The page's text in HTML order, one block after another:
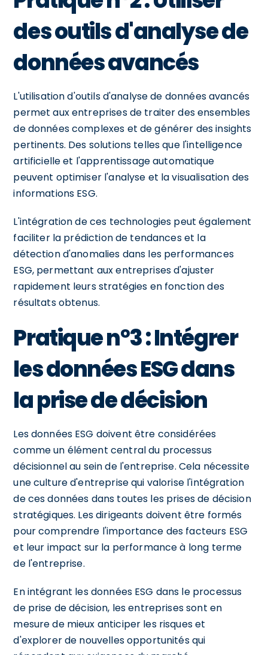
des outils d'analyse de
données avancés
L'utilisation d'outils d'analyse de données avancés
permet aux entreprises de traiter des ensembles
de données complexes et de générer des insights
pertinents. Des solutions telles que l'intelligence
artificielle et l'apprentissage automatique
peuvent optimiser l'analyse et la visualisation des
informations ESG.
L'intégration de ces technologies peut également
faciliter la prédiction de tendances et la
détection d'anomalies dans les performances
ESG, permettant aux entreprises d'ajuster
rapidement leurs stratégies en fonction des
résultats obtenus.
Pratique n°3 : Intégrer
les données ESG dans
la prise de décision
Les données ESG doivent être considérées
comme un élément central du processus
décisionnel au sein de l'entreprise. Cela nécessite
une culture d'entreprise qui valorise l'intégration
de ces données dans toutes les prises de décision
stratégiques. Les dirigeants doivent être formés
pour comprendre l'importance des facteurs ESG
et leur impact sur la performance à long terme
de l'entreprise.
En intégrant les données ESG dans le processus
de prise de décision, les entreprises sont en
mesure de mieux anticiper les risques et
d'explorer de nouvelles opportunités qui